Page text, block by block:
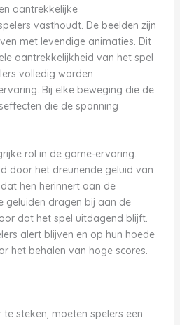
aantrekkelijke
vasthoudt. De beelden zijn
met levendige animaties. Dit
aantrekkelijkheid van het spel
volledig worden
Bij elke beweging die de
die de spanning
rol in de game-ervaring.
door het dreunende geluid van
hen herinnert aan de
geluiden dragen bij aan de
dat het spel uitdagend blijft.
alert blijven en op hun hoede
het behalen van hoge scores.
steken, moeten spelers een